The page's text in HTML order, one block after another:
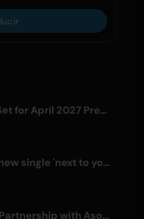
TV Anime 'Shozen' Set for April 2027 Premiere on Fuji TV
Sagiri Sol releases new single 'next to your love' after hiatus
Kizuna AI Deepens Partnership with Asobisystem Ahead of 10th Anniversary World Tour